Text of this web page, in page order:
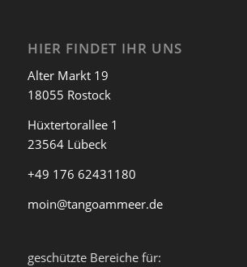
HIER FINDET IHR UNS
Alter Markt 19
18055 Rostock
Hüxtertorallee 1
23564 Lübeck
+49 176 62431180
moin@tangoammeer.de
geschützte Bereiche für: